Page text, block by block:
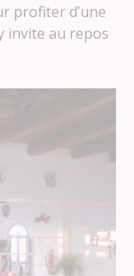
profiter d’une
invite au repos